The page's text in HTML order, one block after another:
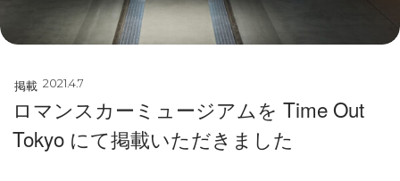
掲載 2021.4.7
ロマンスカーミュージアムを Time Out
Tokyo にて掲載いただきました